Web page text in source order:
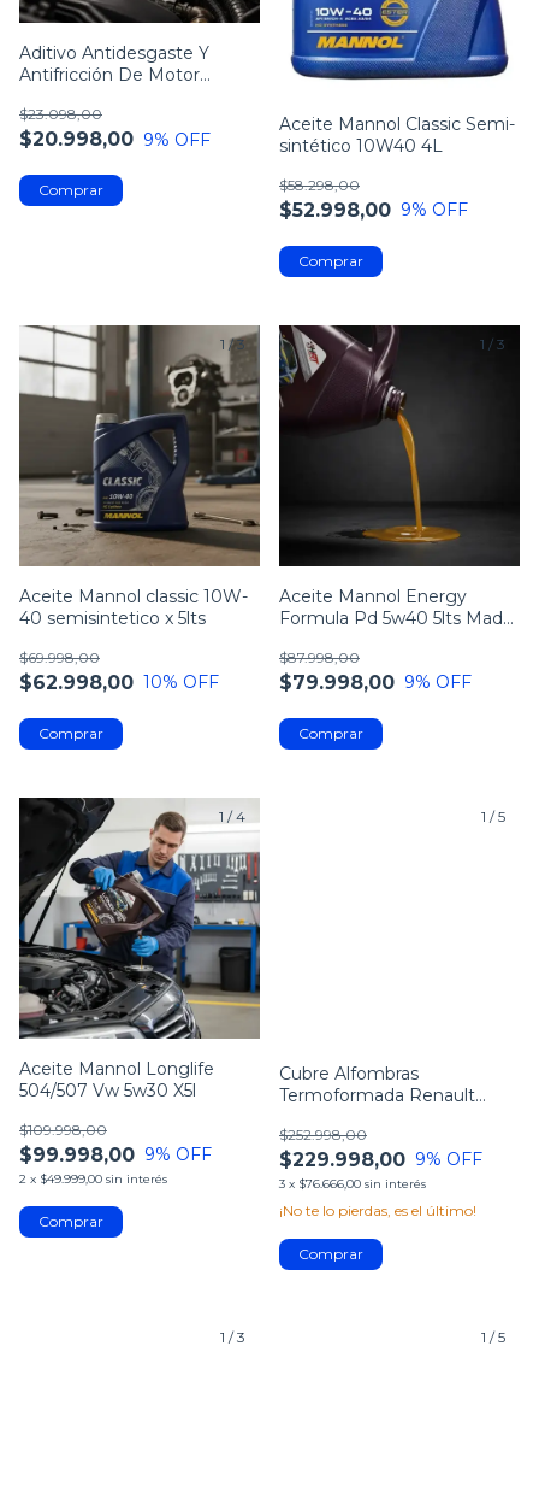
Aditivo Antidesgaste Y
Antifricción De Motor
$20.998,00
$23.098,00
9% OFF
Aceite Mannol Classic Semi-
sintético 10W40 4L
$52.998,00
$58.298,00
9% OFF
1 /3
Aceite Mannol classic 10W-
40 semisintetico x 5lts
$62.998,00
$69.998,00
10% OFF
1 / 3
Aceite Mannol Energy
Formula Pd 5w40 5lts Made
$79.998,00
$87.998,00
9% OFF
1 /4
Aceite Mannol Longlife
504/507 Vw 5w30 X5l
$99.998,00
$109.998,00
9% OFF
2 x $49.999,00 sin interés
1 /5
Cubre Alfombras
Termoformada Renault
$229.998,00
$252.998,00
9% OFF
3 x $76.666,00 sin interés
¡No te lo pierdas, es el último!
1 /3 1 /5